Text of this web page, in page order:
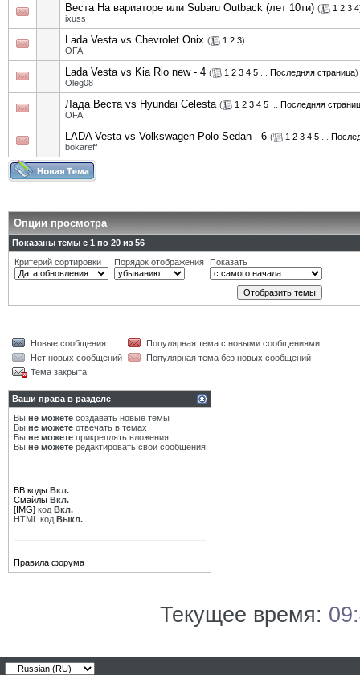
Веста На вариаторе или Subaru Outback (лет 10ти) ( 1 2 3 4
ixuss
Lada Vesta vs Chevrolet Onix ( 1 2 3)
OFA
Lada Vesta vs Kia Rio new - 4 ( 1 2 3 4 5 Последняя страница)
Oleg08
Лада Веста vs Hyundai Celesta ( 1 2 3 4 5
Последняя
OFA
LADA Vesta vs Volkswagen Polo Sedan - 6 ( 1 2 3 4 5
bokareff
Опции просмотра
Показаны темы с 1 по 20 из 56
Критерий сортировки
Порядок отображения Показать
Новые сообщения
Популярная тема с новыми сообщениями
Нет новых сообщений
Популярная тема без новых сообщений
Тема закрыта
Ваши права в разделе
Вы не можете создавать новые темы
Вы не можете отвечать в темах
Вы не можете прикреплять вложения
Вы не можете редактировать свои сообщения
BB коды Вкл.
Смайлы Вкл.
[IMG] код Вкл.
HTML код Выкл.
Правила форума
Текущее время: